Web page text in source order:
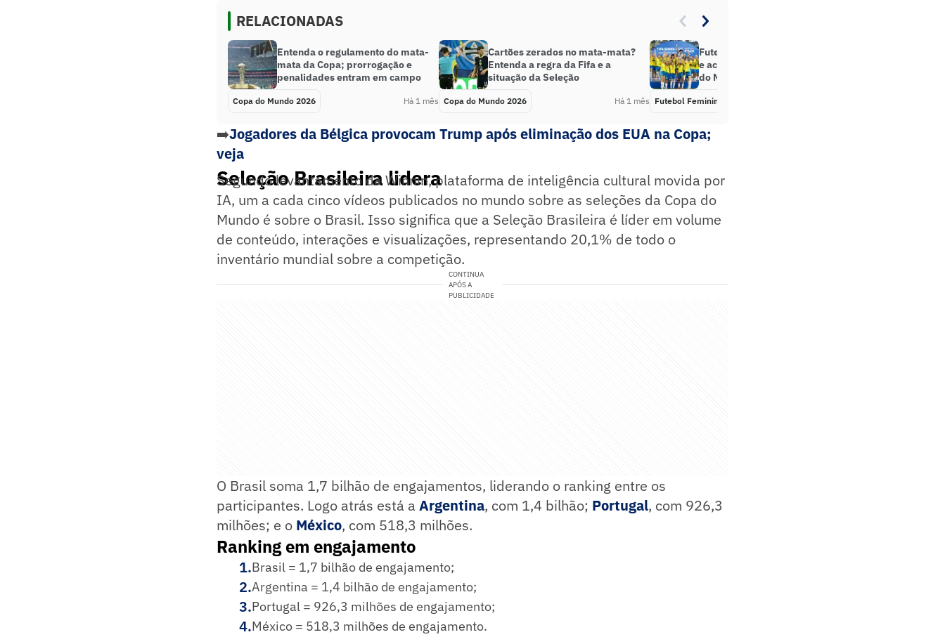
RELACIONADAS
Entenda o regulamento do mata-
mata da Copa; prorrogação e
penalidades entram em campo
Copa do Mundo 2026 Há 1 mês
Cartões zerados no mata-mata?
Entenda a regra da Fifa e a
situação da Seleção
Copa do Mundo 2026 Há 1 mês
Futebol feminino amplia cobertura
e acelera preparação para a Copa
do Mundo de 2027
Futebol Feminino
➡️Jogadores da Bélgica provocam Trump após eliminação dos EUA na Copa;
veja
Seleção Brasileira lidera
Segundo levantamento da Winnin, plataforma de inteligência cultural movida por
IA, um a cada cinco vídeos publicados no mundo sobre as seleções da Copa do
Mundo é sobre o Brasil. Isso significa que a Seleção Brasileira é líder em volume
de conteúdo, interações e visualizações, representando 20,1% de todo o
inventário mundial sobre a competição.
CONTINUA
APÓS A
PUBLICIDADE
O Brasil soma 1,7 bilhão de engajamentos, liderando o ranking entre os
participantes. Logo atrás está a Argentina, com 1,4 bilhão; Portugal, com 926,3
milhões; e o México, com 518,3 milhões.
Ranking em engajamento
1.Brasil = 1,7 bilhão de engajamento;
2.Argentina = 1,4 bilhão de engajamento;
3.Portugal = 926,3 milhões de engajamento;
4.México = 518,3 milhões de engajamento.